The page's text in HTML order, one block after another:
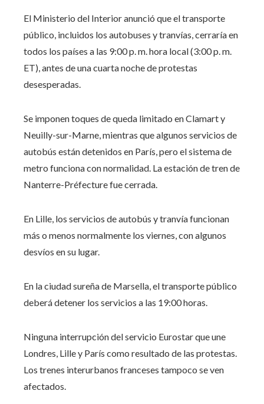
El Ministerio del Interior anunció que el transporte
público, incluidos los autobuses y tranvías, cerraría en
todos los países a las 9:00 p. m. hora local (3:00 p. m.
ET), antes de una cuarta noche de protestas
desesperadas.
Se imponen toques de queda limitado en Clamart y
Neuilly-sur-Marne, mientras que algunos servicios de
autobús están detenidos en París, pero el sistema de
metro funciona con normalidad. La estación de tren de
Nanterre-Préfecture fue cerrada.
En Lille, los servicios de autobús y tranvía funcionan
más o menos normalmente los viernes, con algunos
desvíos en su lugar.
En la ciudad sureña de Marsella, el transporte público
deberá detener los servicios a las 19:00 horas.
Ninguna interrupción del servicio Eurostar que une
Londres, Lille y París como resultado de las protestas.
Los trenes interurbanos franceses tampoco se ven
afectados.